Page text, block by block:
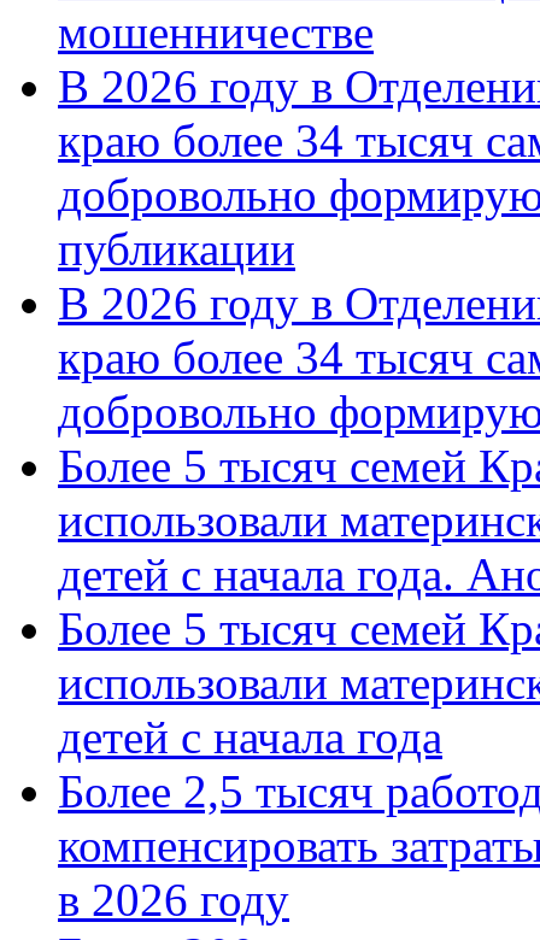
мошенничестве
В 2026 году в
краю более 34 тысяч
добровольно
публикации
В 2026 году в
краю более 34 тысяч
добровольно
Более 5 тысяч семей
использовали
детей с начала года.
Более 5 тысяч семей
использовали
детей с начала года
Более 2,5 тысяч
компенсировать
в 2026 году